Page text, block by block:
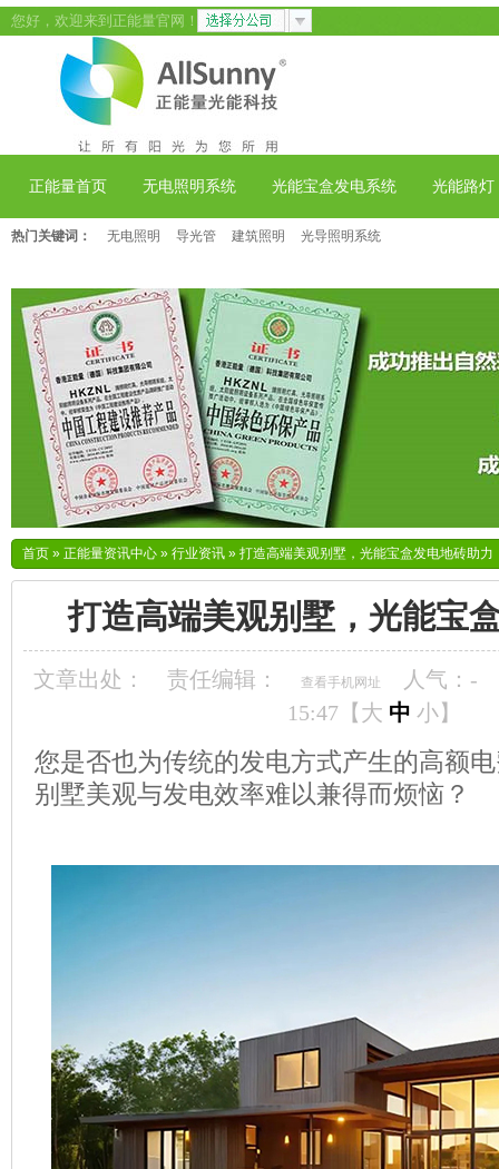
您好，欢迎来到正能量官网！
正能量首页 无电照明系统 光能宝盒发电系统 光能路灯
热门关键词： 无电照明 导光管 建筑照明 光导照明系统
首页 » 正能量资讯中心 » 行业资讯 » 打造高端美观别墅，光能宝盒发电地砖助力
打造高端美观别墅，光能宝
文章出处： 责任编辑： 查看手机网址 人气： -
15:47【 大 中 小】
您是否也为传统的发电方式产生的高额
别墅美观与发电效率难以兼得而烦恼？